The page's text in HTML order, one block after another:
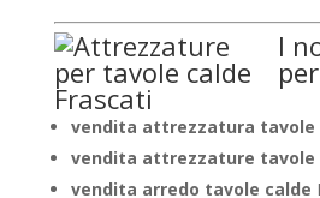
I
vendita attrezzatura tavole
vendita attrezzature tavole
vendita arredo tavole calde